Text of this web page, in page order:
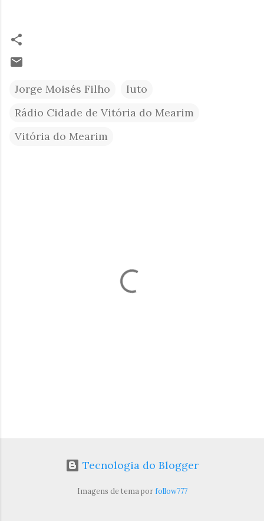
Jorge Moisés Filho
luto
Rádio Cidade de Vitória do Mearim
Vitória do Mearim
Tecnologia do Blogger
Imagens de tema porfollow777